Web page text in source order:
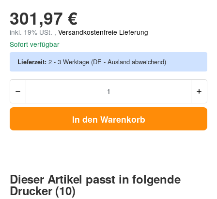
301,97 €
inkl. 19% USt. , Versandkostenfreie Lieferung
Sofort verfügbar
Lieferzeit: 2 - 3 Werktage (DE - Ausland abweichend)
In den Warenkorb
Dieser Artikel passt in folgende
Drucker (10)